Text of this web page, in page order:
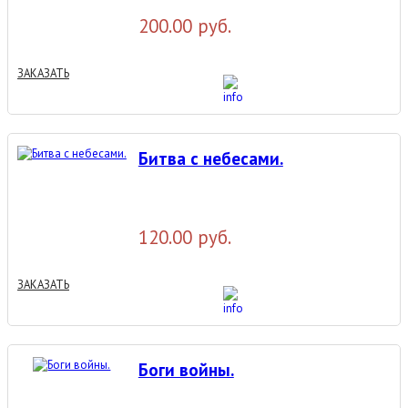
200.00 руб.
ЗАКАЗАТЬ
Битва с небесами.
120.00 руб.
ЗАКАЗАТЬ
Боги войны.